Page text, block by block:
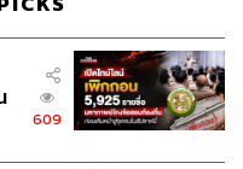
เพราะอาจเป็นสัญญาณ
กระทั่งเมื่อก่อนเคยเป็น
กๆ ก็น่าเป็นห่วงเช่นกัน
กอย่างไว้แล้ว ไม่มีอะไร
609